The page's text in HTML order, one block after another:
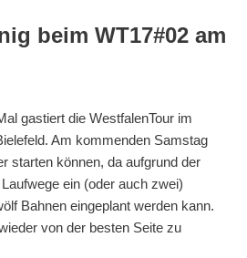
beim WT17#02 am
gastiert die WestfalenTour im
Am kommenden Samstag
starten können, da aufgrund der
ein (oder auch zwei)
Bahnen eingeplant werden kann.
von der besten Seite zu